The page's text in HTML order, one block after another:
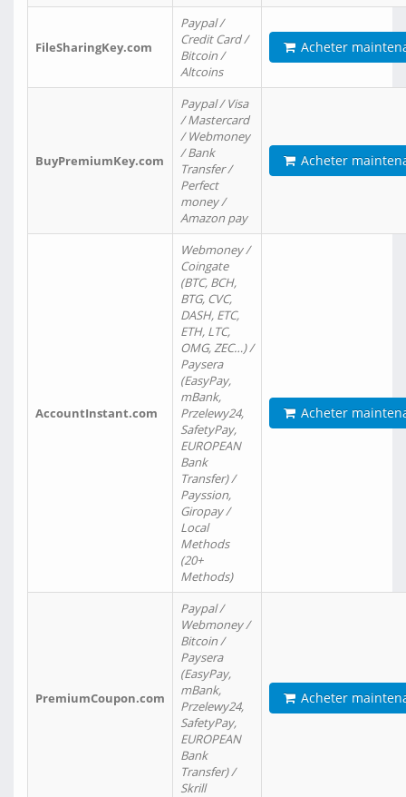
FileSharingKey.com
Paypal /
Credit Card /
Bitcoin /
Altcoins
Acheter
BuyPremiumKey.com
Paypal / Visa
/ Mastercard
/ Webmoney
/ Bank
Transfer /
Perfect
money /
Amazon pay
Acheter
AccountInstant.com
Webmoney /
Coingate
(BTC, BCH,
BTG, CVC,
DASH, ETC,
ETH, LTC,
OMG, ZEC…) /
Paysera
(EasyPay,
mBank,
Przelewy24,
SafetyPay,
EUROPEAN
Bank
Transfer) /
Payssion,
Giropay /
Local
Methods
(20+
Methods)
Acheter
PremiumCoupon.com
Paypal /
Webmoney /
Bitcoin /
Paysera
(EasyPay,
mBank,
Przelewy24,
SafetyPay,
EUROPEAN
Bank
Transfer) /
Skrill
Acheter